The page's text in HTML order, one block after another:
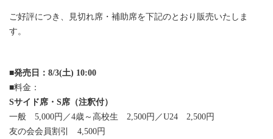
ご好評につき、見切れ席・補助席を下記のとおり販売いたしま
す。
■発売日：8/3(土) 10:00
■料金：
Sサイド席・S席（注釈付）
一般 5,000円／4歳～高校生 2,500円／U24 2,500円
友の会会員割引 4,500円